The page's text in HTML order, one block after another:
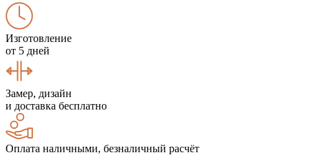
Изготовление
от 5 дней
Замер, дизайн
и доставка бесплатно
Оплата наличными, безналичный расчёт